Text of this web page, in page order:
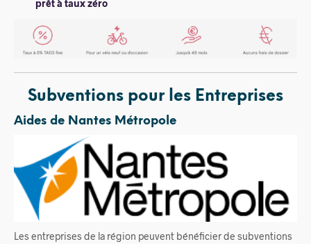
prêt à taux zéro
Subventions pour les Entreprises
Aides de Nantes Métropole
Les entreprises de la région peuvent bénéficier de subventions